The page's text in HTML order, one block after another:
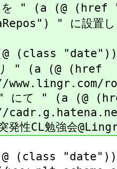
を " (a (@
" に設置
(class
り " (a (@ (href
にて " (a (@
発性CL勉強会
(class